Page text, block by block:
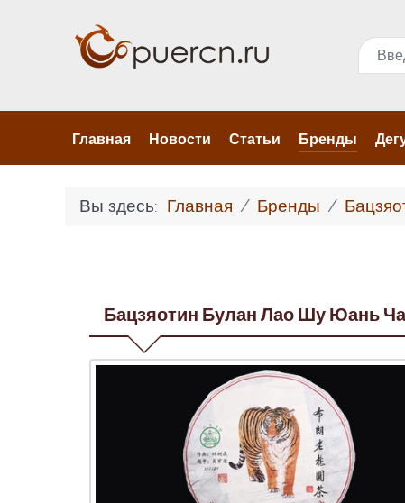
Поиск
Главная Новости Статьи Бренды
Вы здесь: Главная Бренды
Бацзяотин Булан Лао Шу Юань